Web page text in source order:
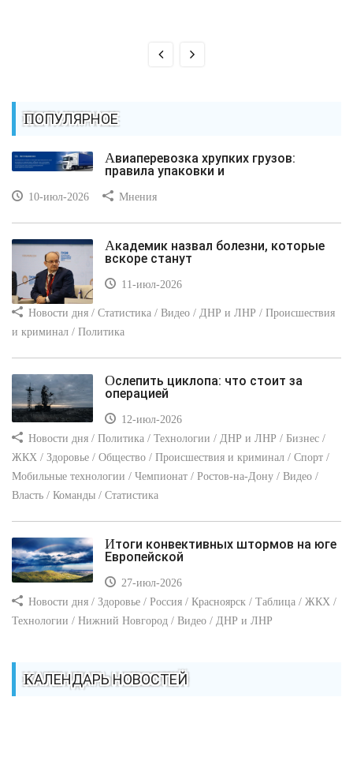
ПОПУЛЯРНОЕ
Авиаперевозка хрупких грузов:
правила упаковки и
10-июл-2026 Мнения
Академик назвал болезни, которые
вскоре станут
11-июл-2026
Новости дня / Статистика / Видео / ДНР и ЛНР / Происшествия
и криминал / Политика
Ослепить циклопа: что стоит за
операцией
12-июл-2026
Новости дня / Политика / Технологии / ДНР и ЛНР / Бизнес /
ЖКХ / Здоровье / Общество / Происшествия и криминал / Спорт /
Мобильные технологии / Чемпионат / Ростов-на-Дону / Видео /
Власть / Команды / Статистика
Итоги конвективных штормов на юге
Европейской
27-июл-2026
Новости дня / Здоровье / Россия / Красноярск / Таблица / ЖКХ /
Технологии / Нижний Новгород / Видео / ДНР и ЛНР
КАЛЕНДАРЬ НОВОСТЕЙ